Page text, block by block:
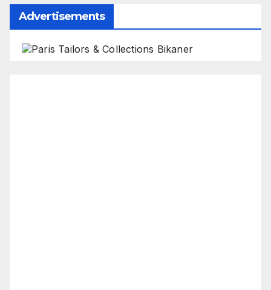
Advertisements